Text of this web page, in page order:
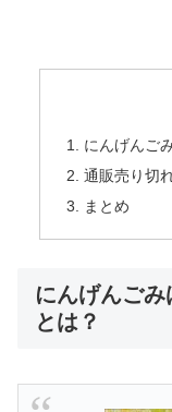
にんげんご
通販売り切
まとめ
にんげんごみ
とは？